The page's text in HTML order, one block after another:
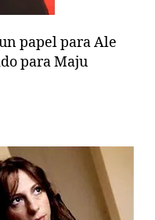
papel para Ale
para Maju